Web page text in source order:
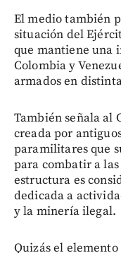
El medio también
situación del
que mantiene una
Colombia y
armados en
También señala al
creada por
paramilitares que
para combatir a
estructura es
dedicada a
y la minería ilegal.
Quizás el